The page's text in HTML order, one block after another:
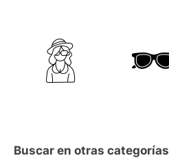
Buscar en otras categorías